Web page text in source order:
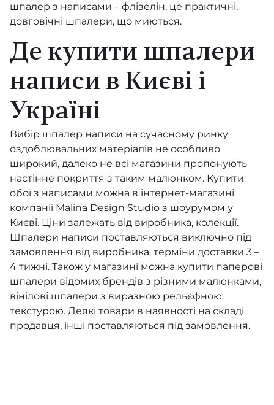
Kids’ World
Cocoon
Online
Moooi Memento
Artisan
Curiosa
Essentials Les Naturels
Les Forets
Expedition
Essential Textures
Gitane
Kami
шпалер з написами – флізелін, це практичні,
довговічні шпалери, що миються.
Де купити шпалери
написи в Києві і
Україні
Вибір шпалер написи на сучасному ринку
оздоблювальних матеріалів не особливо
широкий, далеко не всі магазини пропонують
настінне покриття з таким малюнком. Купити
обої з написами можна в інтернет-магазині
компанії Malina Design Studio з шоурумом у
Києві. Ціни залежать від виробника, колекції.
Шпалери написи поставляються виключно під
замовлення від виробника, терміни доставки 3 –
4 тижні. Також у магазині можна купити паперові
шпалери відомих брендів з різними малюнками,
вінілові шпалери з виразною рельєфною
текстурою. Деякі товари в наявності на складі
продавця, інші поставляються під замовлення.